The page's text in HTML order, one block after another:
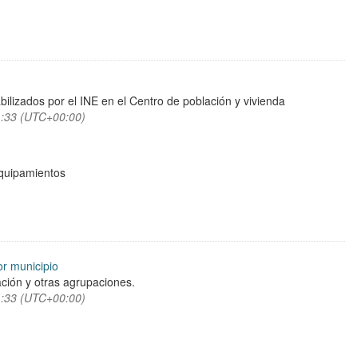
por el INE en el Centro de población y vivienda
(UTC+00:00)
municipio
y otras agrupaciones.
(UTC+00:00)